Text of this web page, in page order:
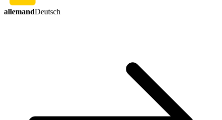
allemandDeutsch